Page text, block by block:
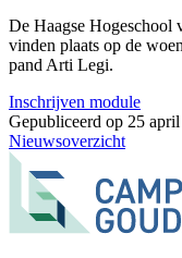
De Haagse Hogeschool
vinden plaats op de
pand Arti Legi.
Inschrijven module
Gepubliceerd op 25
Nieuwsoverzicht